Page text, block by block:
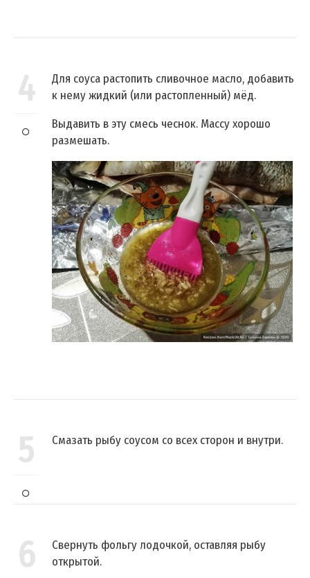
4
Для соуса растопить сливочное масло, добавить
к нему жидкий (или растопленный) мёд.
Выдавить в эту смесь чеснок. Массу хорошо
размешать.
5 Смазать рыбу соусом со всех сторон и внутри.
6
Свернуть фольгу лодочкой, оставляя рыбу
открытой.